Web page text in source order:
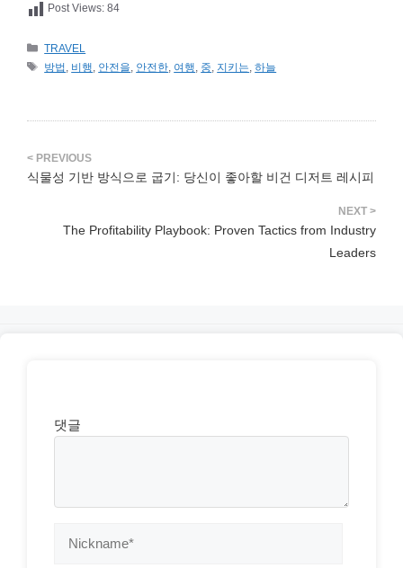
Post Views: 84
카
테
TRAVEL
태
방법 비행 안전을 안전한 여행 중 지키는 ,하늘
식물성 기반 방식으로 굽기: 당신이 좋아할 비건 디저트 레시피
The Profitability Playbook: Proven Tactics from Industry
Leaders
댓글